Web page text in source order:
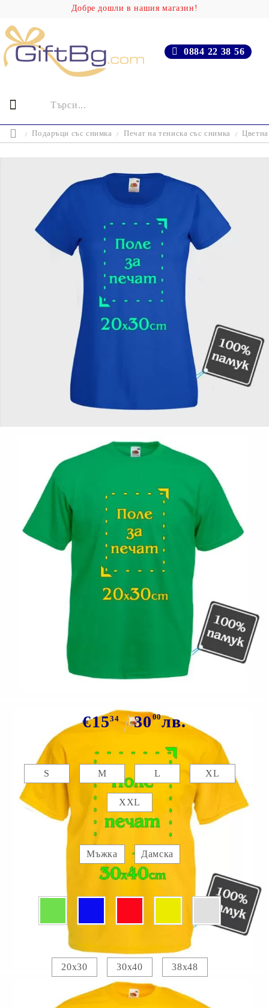
Добре дошли в нашия магазин!
0884 22 38 56
Подаръци със снимка Печат на тениска със снимка
Цветна тениска със снимка
€1534 3000лв.
Размер: Таблица с размери
S M L XL
XXL
Мъжка Дамска
Печатно поле :
20х30 30х40 38х48
Прикачете изображение за отпечатване :